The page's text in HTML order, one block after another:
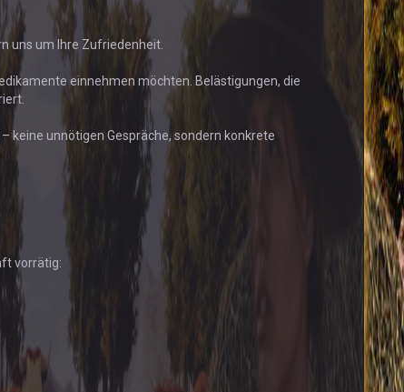
uns um Ihre Zufriedenheit.
einnehmen möchten. Belästigungen, die
keine unnötigen Gespräche, sondern konkrete
vorrätig: